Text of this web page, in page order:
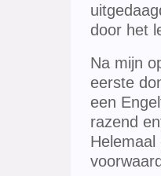
door het
Na mijn
eerste
een
razend